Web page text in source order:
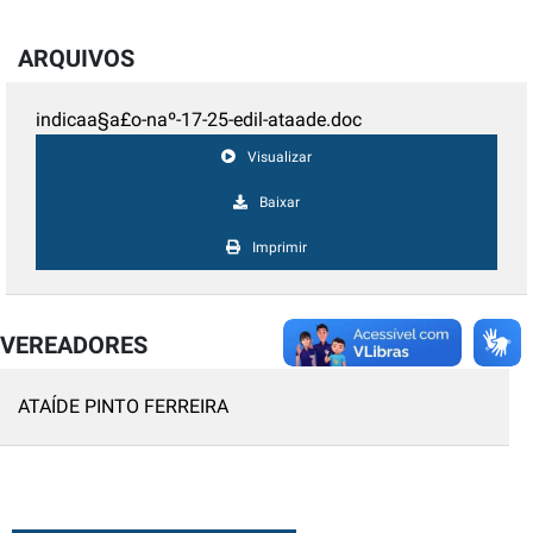
ARQUIVOS
indicaa§a£o-naº-17-25-edil-ataade.doc
Visualizar
Baixar
Imprimir
VEREADORES
ATAÍDE PINTO FERREIRA